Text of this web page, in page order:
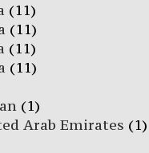
(11)
(11)
(11)
(11)
(1)
Arab Emirates (1)